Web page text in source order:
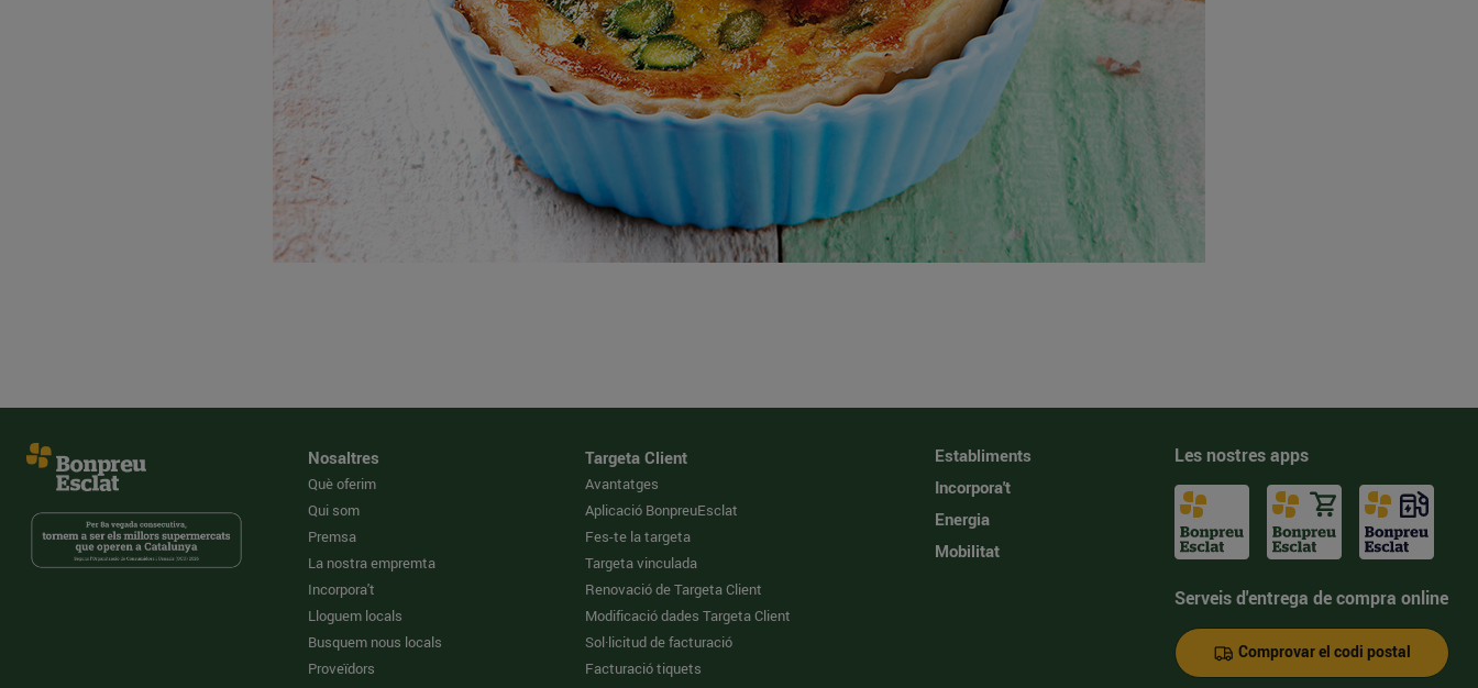
Nosaltres
Què oferim
Qui som
Premsa
La nostra empremta
Incorpora't
Lloguem locals
Busquem nous locals
Proveïdors
Targeta Client
Avantatges
Aplicació BonpreuEsclat
Fes-te la targeta
Targeta vinculada
Renovació de Targeta Client
Modificació dades Targeta Client
Sol·licitud de facturació
Facturació tiquets
Establiments
Incorpora't
Energia
Mobilitat
Les nostres apps
Serveis d'entrega de compra online
Comprovar el codi postal